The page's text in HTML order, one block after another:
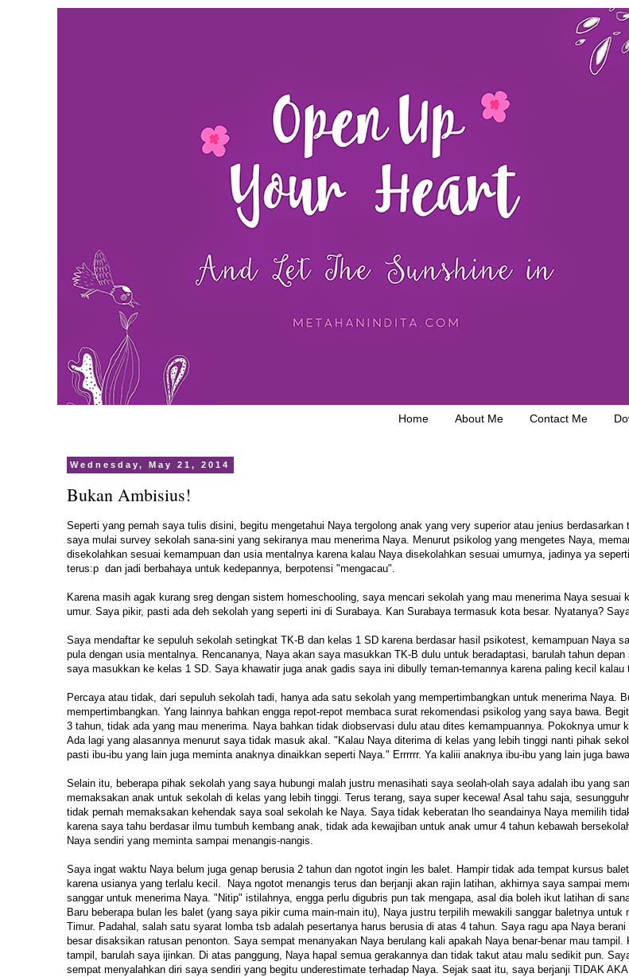
Home About Me Contact Me
Wednesday, May 21, 2014
Bukan Ambisius!
Seperti yang pernah saya tulis disini, begitu mengetahui Naya tergolong anak yang very superior atau jenius
saya mulai survey sekolah sana-sini yang sekiranya mau menerima Naya. Menurut psikolog yang mengetes Naya,
disekolahkan sesuai kemampuan dan usia mentalnya karena kalau Naya disekolahkan sesuai umurnya, jadinya ya
terus:p dan jadi berbahaya untuk kedepannya, berpotensi "mengacau".
Karena masih agak kurang sreg dengan sistem homeschooling, saya mencari sekolah yang mau menerima Naya sesuai
umur. Saya pikir, pasti ada deh sekolah yang seperti ini di Surabaya. Kan Surabaya termasuk kota besar. Nyatanya?
Saya mendaftar ke sepuluh sekolah setingkat TK-B dan kelas 1 SD karena berdasar hasil psikotest, kemampuan Naya
pula dengan usia mentalnya. Rencananya, Naya akan saya masukkan TK-B dulu untuk beradaptasi, barulah tahun
saya masukkan ke kelas 1 SD. Saya khawatir juga anak gadis saya ini dibully teman-temannya karena paling kecil kalau
Percaya atau tidak, dari sepuluh sekolah tadi, hanya ada satu sekolah yang mempertimbangkan untuk menerima Naya.
mempertimbangkan. Yang lainnya bahkan engga repot-repot membaca surat rekomendasi psikolog yang saya bawa.
3 tahun, tidak ada yang mau menerima. Naya bahkan tidak diobservasi dulu atau dites kemampuannya. Pokoknya umur
Ada lagi yang alasannya menurut saya tidak masuk akal. "Kalau Naya diterima di kelas yang lebih tinggi nanti pihak
pasti ibu-ibu yang lain juga meminta anaknya dinaikkan seperti Naya." Errrrrr. Ya kaliii anaknya ibu-ibu yang lain juga
Selain itu, beberapa pihak sekolah yang saya hubungi malah justru menasihati saya seolah-olah saya adalah ibu yang
memaksakan anak untuk sekolah di kelas yang lebih tinggi. Terus terang, saya super kecewa! Asal tahu saja,
tidak pernah memaksakan kehendak saya soal sekolah ke Naya. Saya tidak keberatan lho seandainya Naya memilih
karena saya tahu berdasar ilmu tumbuh kembang anak, tidak ada kewajiban untuk anak umur 4 tahun kebawah
Naya sendiri yang meminta sampai menangis-nangis.
Saya ingat waktu Naya belum juga genap berusia 2 tahun dan ngotot ingin les balet. Hampir tidak ada tempat kursus
karena usianya yang terlalu kecil. Naya ngotot menangis terus dan berjanji akan rajin latihan, akhirnya saya sampai
sanggar untuk menerima Naya. "Nitip" istilahnya, engga perlu digubris pun tak mengapa, asal dia boleh ikut latihan di
Baru beberapa bulan les balet (yang saya pikir cuma main-main itu), Naya justru terpilih mewakili sanggar baletnya untuk
Timur. Padahal, salah satu syarat lomba tsb adalah pesertanya harus berusia di atas 4 tahun. Saya ragu apa Naya berani
besar disaksikan ratusan penonton. Saya sempat menanyakan Naya berulang kali apakah Naya benar-benar mau tampil.
tampil, barulah saya ijinkan. Di atas panggung, Naya hapal semua gerakannya dan tidak takut atau malu sedikit pun.
sempat menyalahkan diri saya sendiri yang begitu underestimate terhadap Naya. Sejak saat itu, saya berjanji TIDAK